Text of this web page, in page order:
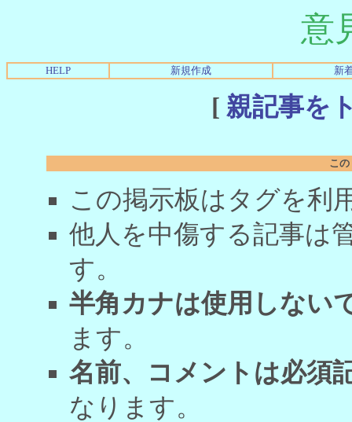
意
HELP 新規作成 新
[ 親記事を
こ
この掲示板はタグを利
他人を中傷する記事は
す。
半角カナは使用しない
ます。
名前、コメントは必須
なります。